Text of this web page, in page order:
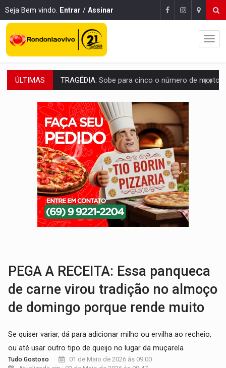
Seja Bem vindo. Entrar / Assinar
ÚLTIMAS TRANSPORTE DE ARROZ:MPF assegura cumprimento da legislação sobre transporte
DEEPFAKE:Sancionada lei contra violência sexual infantil na
COLEGIADO:Brasil e Rússia discutem energia nuclear, defesa e
URGENTE:Colisão entre caminhão e carro deixa quatro mortos e um em
ENCONTRO: Amazônia Negra ganha projeção nacional com participação de
PREVISÃO:Porto Velho tem chances de chuvas isoladas nesta
SINDICATOS UNIDOS:Assembleia Geral delibera greve da educação
PROCESSO SELETIVO:Rondoniaovivo abre oficina de Comunicação com
PEGA A RECEITA: Essa panqueca
de carne virou tradição no almoço
de domingo porque rende muito
Se quiser variar, dá para adicionar milho ou ervilha ao recheio,
ou até usar outro tipo de queijo no lugar da muçarela
Tudo Gostoso
01 de Maio de 2026 às 09:00